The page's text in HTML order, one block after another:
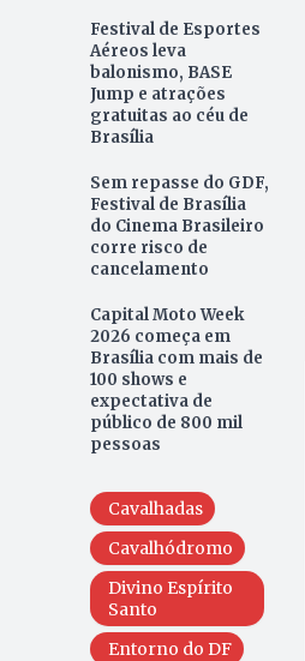
Festival de Esportes
Aéreos leva
balonismo, BASE
Jump e atrações
gratuitas ao céu de
Brasília
Sem repasse do GDF,
Festival de Brasília
do Cinema Brasileiro
corre risco de
cancelamento
Capital Moto Week
2026 começa em
Brasília com mais de
100 shows e
expectativa de
público de 800 mil
pessoas
Cavalhadas
Cavalhódromo
Divino Espírito
Santo
Entorno do DF